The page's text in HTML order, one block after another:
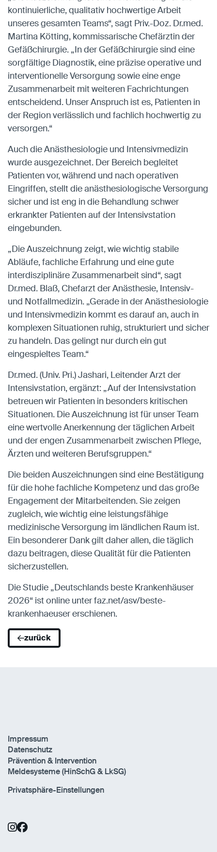
kontinuierliche, qualitativ hochwertige Arbeit
unseres gesamten Teams“, sagt Priv.-Doz. Dr.med.
Martina Kötting, kommissarische Chefärztin der
Gefäßchirurgie. „In der Gefäßchirurgie sind eine
sorgfältige Diagnostik, eine präzise operative und
interventionelle Versorgung sowie eine enge
Zusammenarbeit mit weiteren Fachrichtungen
entscheidend. Unser Anspruch ist es, Patienten in
der Region verlässlich und fachlich hochwertig zu
versorgen.“
Auch die Anästhesiologie und Intensivmedizin
wurde ausgezeichnet. Der Bereich begleitet
Patienten vor, während und nach operativen
Eingriffen, stellt die anästhesiologische Versorgung
sicher und ist eng in die Behandlung schwer
erkrankter Patienten auf der Intensivstation
eingebunden.
„Die Auszeichnung zeigt, wie wichtig stabile
Abläufe, fachliche Erfahrung und eine gute
interdisziplinäre Zusammenarbeit sind“, sagt
Dr.med. Blaß, Chefarzt der Anästhesie, Intensiv-
und Notfallmedizin. „Gerade in der Anästhesiologie
und Intensivmedizin kommt es darauf an, auch in
komplexen Situationen ruhig, strukturiert und sicher
zu handeln. Das gelingt nur durch ein gut
eingespieltes Team.“
Dr.med. (Univ. Pri.) Jashari, Leitender Arzt der
Intensivstation, ergänzt: „Auf der Intensivstation
betreuen wir Patienten in besonders kritischen
Situationen. Die Auszeichnung ist für unser Team
eine wertvolle Anerkennung der täglichen Arbeit
und der engen Zusammenarbeit zwischen Pflege,
Ärzten und weiteren Berufsgruppen.“
Die beiden Auszeichnungen sind eine Bestätigung
für die hohe fachliche Kompetenz und das große
Engagement der Mitarbeitenden. Sie zeigen
zugleich, wie wichtig eine leistungsfähige
medizinische Versorgung im ländlichen Raum ist.
Ein besonderer Dank gilt daher allen, die täglich
dazu beitragen, diese Qualität für die Patienten
sicherzustellen.
Die Studie „Deutschlands beste Krankenhäuser
2026“ ist online unter faz.net/asv/beste-
krankenhaeuser erschienen.
zurück
Impressum
Datenschutz
Prävention & Intervention
Meldesysteme (HinSchG & LkSG)
Privatsphäre-Einstellungen